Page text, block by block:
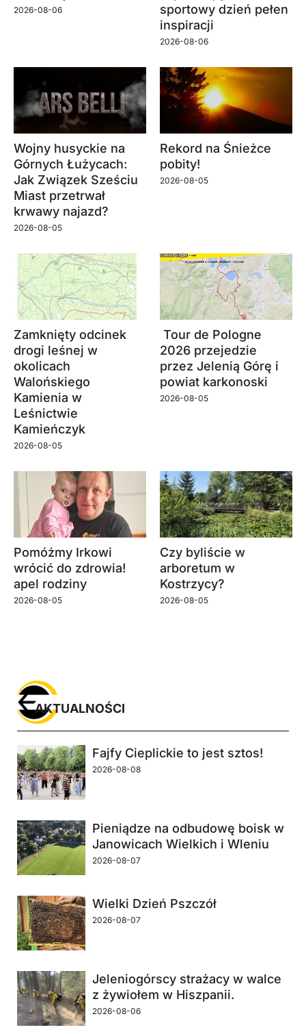
2026-08-06
sportowy dzień pełen
inspiracji
2026-08-06
Wojny husyckie na
Górnych Łużycach:
Jak Związek Sześciu
Miast przetrwał
krwawy najazd?
2026-08-05
Rekord na Śnieżce
pobity!
2026-08-05
Zamknięty odcinek
drogi leśnej w
okolicach
Walońskiego
Kamienia w
Leśnictwie
Kamieńczyk
2026-08-05
Tour de Pologne
2026 przejedzie
przez Jelenią Górę i
powiat karkonoski
2026-08-05
Pomóżmy Irkowi
wrócić do zdrowia!
apel rodziny
2026-08-05
Czy byliście w
arboretum w
Kostrzycy?
2026-08-05
Fajfy Cieplickie to jest sztos!
2026-08-08
Pieniądze na odbudowę boisk w
Janowicach Wielkich i Wleniu
2026-08-07
Wielki Dzień Pszczół
2026-08-07
Jeleniogórscy strażacy w walce
z żywiołem w Hiszpanii.
2026-08-06
AKTUALNOŚCI